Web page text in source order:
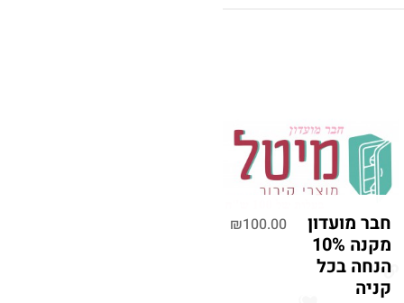
חבר מועדון
מקנה 10%
הנחה בכל
קניה
₪100.00